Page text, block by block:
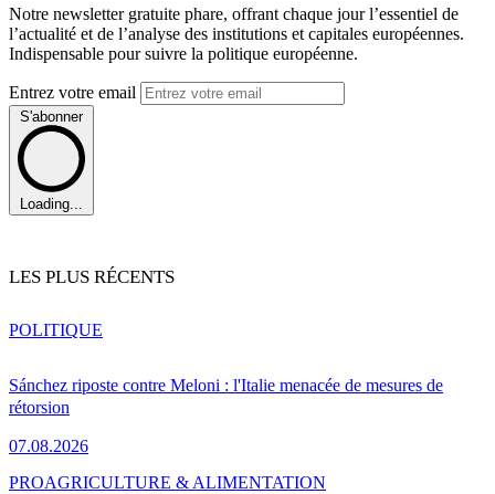
Notre newsletter gratuite phare, offrant chaque jour l’essentiel de
l’actualité et de l’analyse des institutions et capitales européennes.
Indispensable pour suivre la politique européenne.
Entrez votre email
S'abonner
Loading...
LES PLUS RÉCENTS
Sánchez riposte contre Meloni : l'Italie menacée de mesures de
rétorsion
07.08.2026
POLITIQUE
PROAGRICULTURE & ALIMENTATION